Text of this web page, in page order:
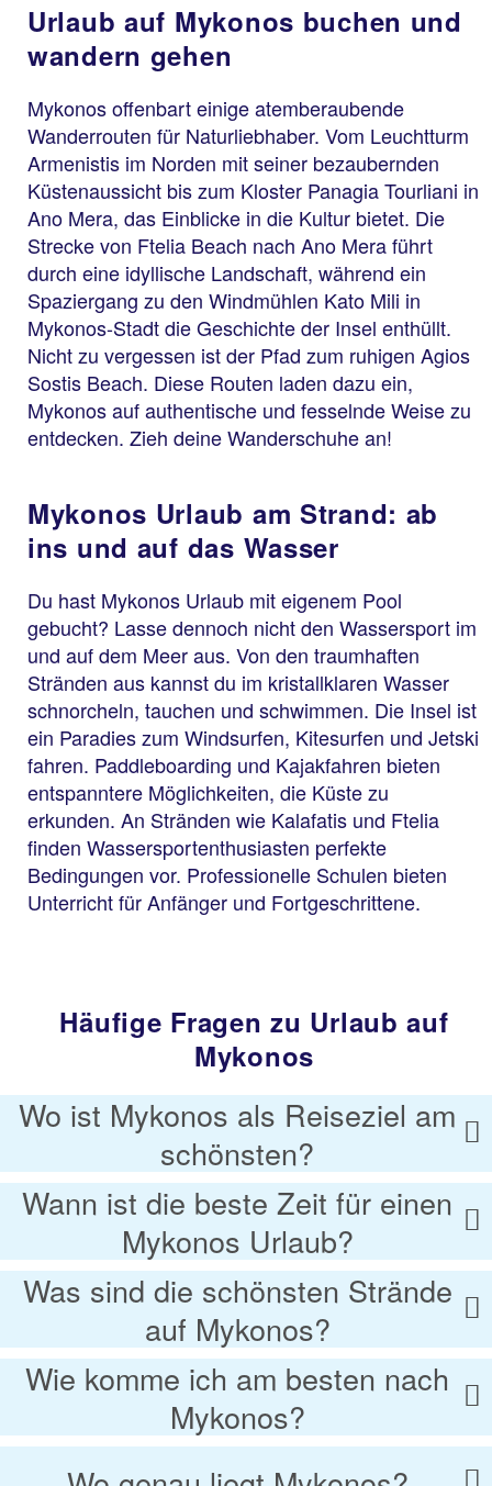
Urlaub auf Mykonos buchen und
wandern gehen
Mykonos offenbart einige atemberaubende
Wanderrouten für Naturliebhaber. Vom Leuchtturm
Armenistis im Norden mit seiner bezaubernden
Küstenaussicht bis zum Kloster Panagia Tourliani in
Ano Mera, das Einblicke in die Kultur bietet. Die
Strecke von Ftelia Beach nach Ano Mera führt
durch eine idyllische Landschaft, während ein
Spaziergang zu den Windmühlen Kato Mili in
Mykonos-Stadt die Geschichte der Insel enthüllt.
Nicht zu vergessen ist der Pfad zum ruhigen Agios
Sostis Beach. Diese Routen laden dazu ein,
Mykonos auf authentische und fesselnde Weise zu
entdecken. Zieh deine Wanderschuhe an!
Mykonos Urlaub am Strand: ab
ins und auf das Wasser
Du hast Mykonos Urlaub mit eigenem Pool
gebucht? Lasse dennoch nicht den Wassersport im
und auf dem Meer aus. Von den traumhaften
Stränden aus kannst du im kristallklaren Wasser
schnorcheln, tauchen und schwimmen. Die Insel ist
ein Paradies zum Windsurfen, Kitesurfen und Jetski
fahren. Paddleboarding und Kajakfahren bieten
entspanntere Möglichkeiten, die Küste zu
erkunden. An Stränden wie Kalafatis und Ftelia
finden Wassersportenthusiasten perfekte
Bedingungen vor. Professionelle Schulen bieten
Unterricht für Anfänger und Fortgeschrittene.
Häufige Fragen zu Urlaub auf
Mykonos
Wo ist Mykonos als Reiseziel am
schönsten?
Wann ist die beste Zeit für einen
Mykonos Urlaub?
Was sind die schönsten Strände
auf Mykonos?
Wie komme ich am besten nach
Mykonos?